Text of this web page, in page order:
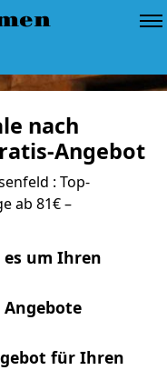
nach
Angebot
: Top-
ab 81€ –
um Ihren
für Ihren